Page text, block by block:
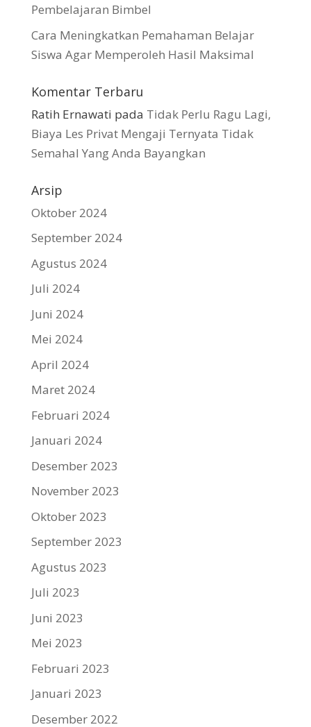
Pembelajaran Bimbel
Cara Meningkatkan Pemahaman Belajar
Siswa Agar Memperoleh Hasil Maksimal
Komentar Terbaru
Ratih Ernawati pada Tidak Perlu Ragu Lagi,
Biaya Les Privat Mengaji Ternyata Tidak
Semahal Yang Anda Bayangkan
Arsip
Oktober 2024
September 2024
Agustus 2024
Juli 2024
Juni 2024
Mei 2024
April 2024
Maret 2024
Februari 2024
Januari 2024
Desember 2023
November 2023
Oktober 2023
September 2023
Agustus 2023
Juli 2023
Juni 2023
Mei 2023
Februari 2023
Januari 2023
Desember 2022